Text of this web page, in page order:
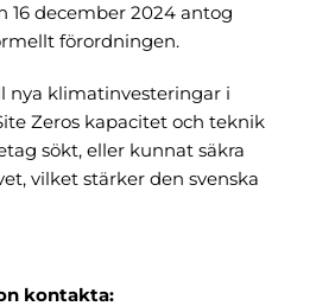
16 december 2024 antog
förordningen.
nya klimatinvesteringar i
Zeros kapacitet och teknik
sökt, eller kunnat säkra
vilket stärker den svenska
kontakta: